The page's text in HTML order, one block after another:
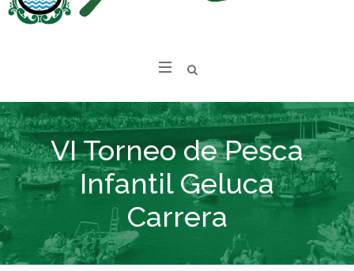
VI Torneo de Pesca
Infantil Geluca
Carrera